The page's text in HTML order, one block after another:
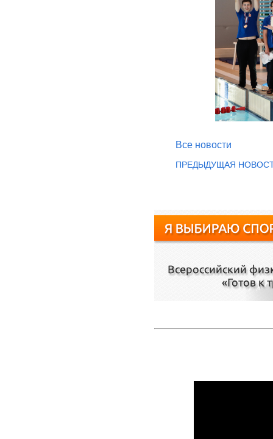
Все новости
ПРЕДЫДУЩАЯ